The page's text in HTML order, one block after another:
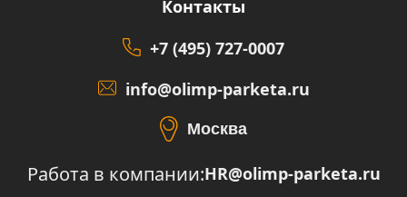
Контакты
+7 (495) 727-0007
info@olimp-parketa.ru
Москва
Работа в компании:HR@olimp-parketa.ru